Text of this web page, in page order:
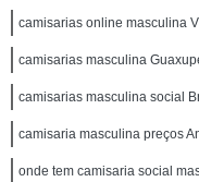
camisarias online masculina
camisarias masculina
camisarias masculina social
camisaria masculina preços
onde tem camisaria social